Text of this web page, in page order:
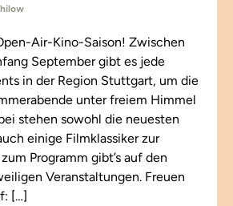
Air-Kino-Saison! Zwischen
September gibt es jede
in der Region Stuttgart, um die
unter freiem Himmel
stehen sowohl die neuesten
einige Filmklassiker zur
Programm gibt’s auf den
Veranstaltungen. Freuen
[…]